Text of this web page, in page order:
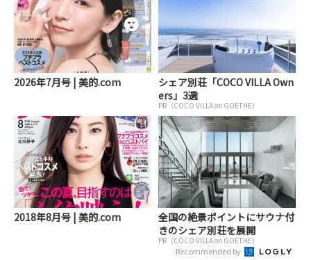
2026年7月号 | 美的.com
シェア別荘「COCO VILLA Own
ers」3選
PR（COCO VILLA on GOETHE）
2018年8月号 | 美的.com
全国の絶景ポイントにサウナ付
きのシェア別荘を展開
PR（COCO VILLA on GOETHE）
Recommended by